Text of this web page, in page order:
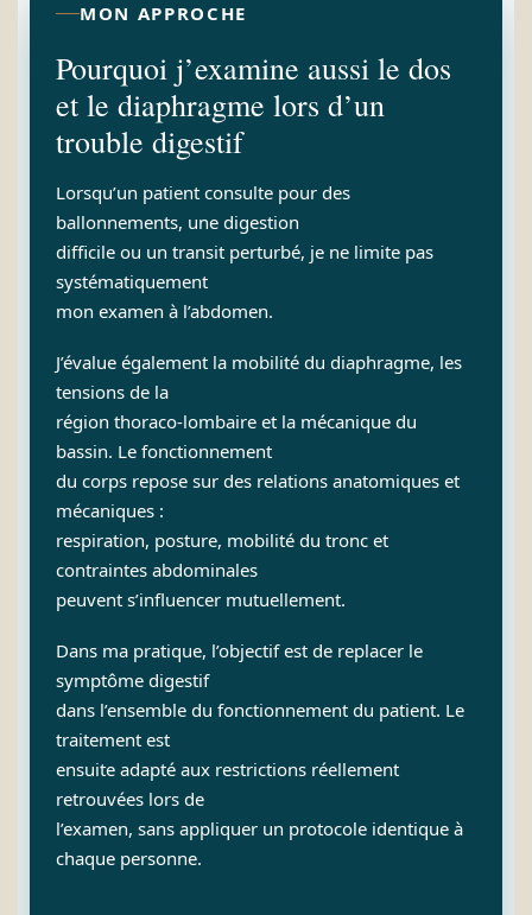
MON APPROCHE
Pourquoi j’examine aussi le dos
et le diaphragme lors d’un
trouble digestif
Lorsqu’un patient consulte pour des
ballonnements, une digestion
difficile ou un transit perturbé, je ne limite pas
systématiquement
mon examen à l’abdomen.
J’évalue également la mobilité du diaphragme, les
tensions de la
région thoraco-lombaire et la mécanique du
bassin. Le fonctionnement
du corps repose sur des relations anatomiques et
mécaniques :
respiration, posture, mobilité du tronc et
contraintes abdominales
peuvent s’influencer mutuellement.
Dans ma pratique, l’objectif est de replacer le
symptôme digestif
dans l’ensemble du fonctionnement du patient. Le
traitement est
ensuite adapté aux restrictions réellement
retrouvées lors de
l’examen, sans appliquer un protocole identique à
chaque personne.